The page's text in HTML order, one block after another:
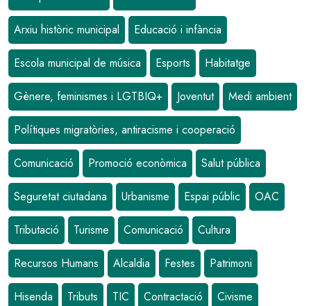
Arxiu històric municipal Educació i infància
Escola municipal de música Esports Habitatge
Gènere, feminismes i LGTBIQ+ Joventut Medi ambient
Polítiques migratòries, antiracisme i cooperació
Comunicació Promoció econòmica Salut pública
Seguretat ciutadana Urbanisme Espai públic OAC
Tributació Turisme Comunicació Cultura
Recursos Humans Alcaldia Festes Patrimoni
Hisenda Tributs TIC Contractació Civisme